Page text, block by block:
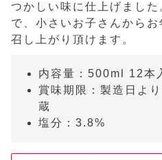
つかしい味に仕上げまし
で、小さいお子さんから
召し上がり頂けます。
内容量：500ml 12本
賞味期限：製造日
蔵
塩分：3.8%